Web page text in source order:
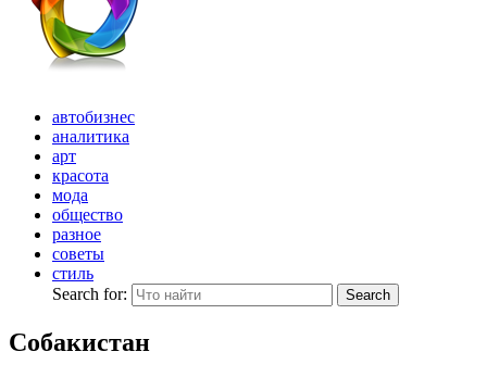
автобизнес
аналитика
арт
красота
мода
общество
разное
советы
стиль
Search for:
Search
Собакистан